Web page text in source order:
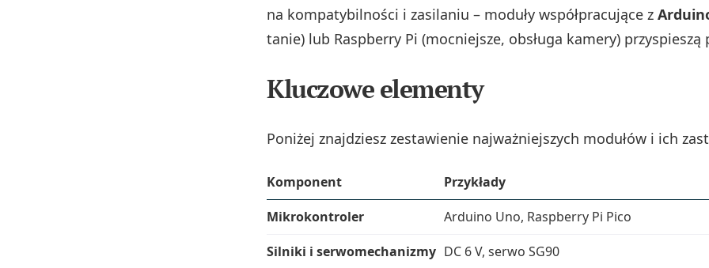
na kompatybilności i zasilaniu – moduły współpracujące z
tanie) lub Raspberry Pi (mocniejsze, obsługa kamery) przyspieszą
Kluczowe elementy
Poniżej znajdziesz zestawienie najważniejszych modułów i ich
Komponent Przykłady
Mikrokontroler
Arduino Uno, Raspberry Pi Pico
Silniki i serwomechanizmy DC 6 V, serwo SG90